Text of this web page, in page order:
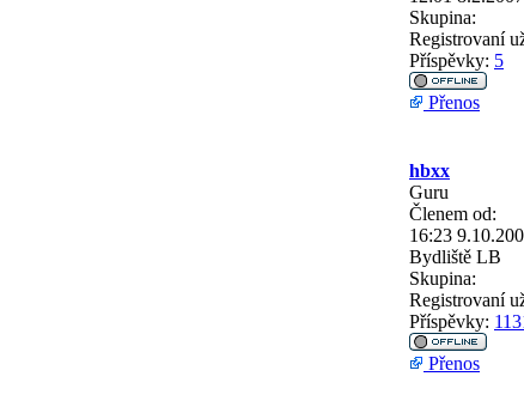
Skupina:
Registrovaní
Příspěvky: 5
Přenos
hbxx
Guru
Členem od:
16:23
Bydliště LB
Skupina:
Registrovaní
Příspěvky:
Přenos